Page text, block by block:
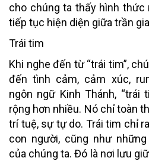
cho chúng ta thấy hình thức
tiếp tục hiện diện giữa trần
Trái tim
Khi nghe đến từ “trái tim”,
đến tình cảm, cảm xúc,
ngôn ngữ Kinh Thánh, “trái
rộng hơn nhiều. Nó chỉ toàn
trí tuệ, sự tự do. Trái tim chỉ
con người, cũng như
của chúng ta. Đó là nơi lưu